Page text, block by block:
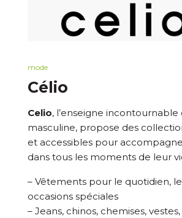
mode
Célio
Celio, l’enseigne
masculine, propose des
et accessibles pour
dans tous les moments de leur
– Vêtements pour le quotidien,
occasions spéciales
– Jeans, chinos, chemises,